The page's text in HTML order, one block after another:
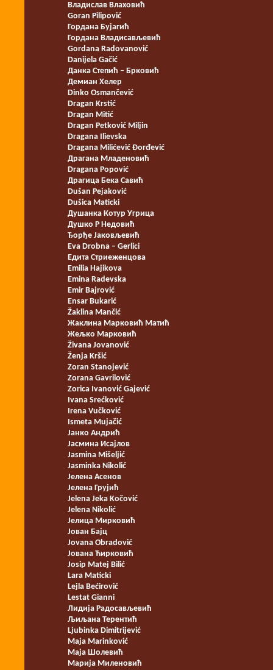
Владислав Влаховић
Goran Pilipović
Гордана Бујагић
Гордана Владисављевић
Gordana Radovanović
Danijela Gačić
Данка Степић – Брковић
Демиан Хелер
Dinko Osmančević
Dragan Krstić
Dragan Mitić
Dragan Petković Miljin
Dragana Ilievska
Dragana Milićević Đorđević
Драгана Младеновић
Dragana Popović
Драгица Бека Савић
Dušan Pejaković
Dušica Maticki
Душанка Котур Угрица
Душко Р Недовић
Ђорђе Јаковљевић
Eva Drobna – Gerlici
Едита Стриеженцова
Emilia Hajikova
Emina Radevska
Emir Bajrović
Ensar Bukarić
Žaklina Mančić
Жаклина Марковић Матић
Жељко Марковић
Živana Jovanović
Ženja Kršić
Zoran Stanojević
Zorana Gavrilović
Zorica Ivanović Gajević
Ivana Srećković
Irena Vučković
Ismeta Mujačić
Јанко Андрић
Јасмина Исајлов
Jasmina Mišeljić
Jasminka Nikolić
Јелена Асенов
Јелена Грујић
Jelena Jeka Kočović
Jelena Nikolić
Јелица Мирковић
Јован Бајц
Jovana Obradović
Јована Ћирковић
Josip Matej Bilić
Lara Maticki
Lejla Bećirović
Lestat Gianni
Лидија Радосављевић
Љиљана Терентић
Ljubinka Dimitrijević
Maja Marinković
Маја Шолевић
Марија Миленовић